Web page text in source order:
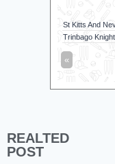
St Kitts And
Trinbago
«
REALTED
POST